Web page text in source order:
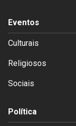
Eventos
Culturais
Religiosos
Sociais
Política